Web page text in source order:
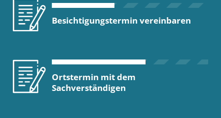
Besichtigungstermin vereinbaren
Ortstermin mit dem
Sachverständigen